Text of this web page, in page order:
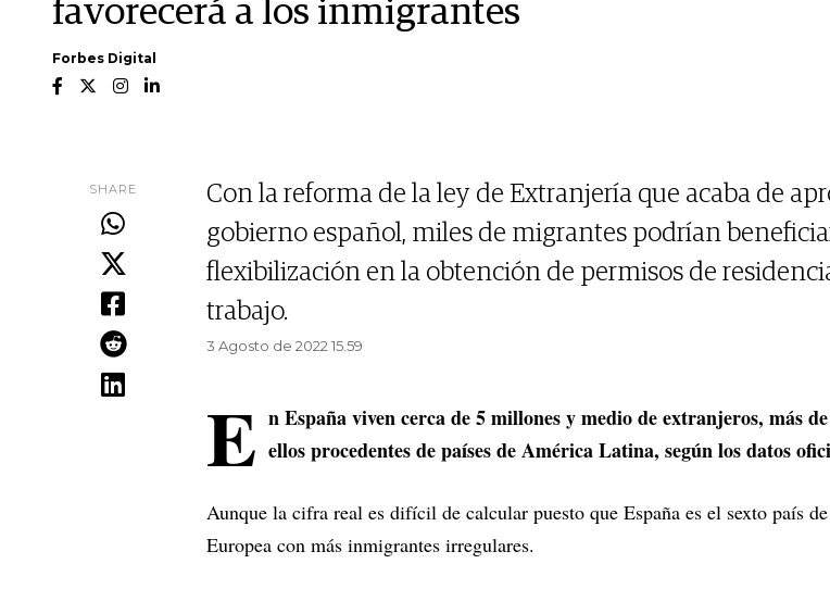
favorecerá a los inmigrantes
Forbes Digital
SHARE
Con la reforma de la ley de Extranjería que acaba de
gobierno español, miles de migrantes podrían
flexibilización en la obtención de permisos de
trabajo.
3 Agosto de 2022 15.59
E n España viven cerca de 5 millones y medio de extranjeros, más
ellos procedentes de países de América Latina, según los datos
Aunque la cifra real es difícil de calcular puesto que España es el sexto país
Europea con más inmigrantes irregulares.